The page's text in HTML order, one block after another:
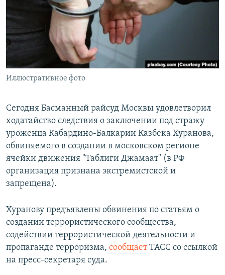
СОЦИАЛЬНЫЕ СЕТИ
Иллюстративное фото
Сегодня Басманный райсуд Москвы удовлетворил
ходатайство следствия о заключении под стражу
уроженца Кабардино-Балкарии Казбека Хуранова,
обвиняемого в создании в московском регионе
ячейки движения "Таблиги Джамаат" (в РФ
организация признана экстремистской и
запрещена).
Хуранову предъявлены обвинения по статьям о
создании террористического сообщества,
содействии террористической деятельности и
пропаганде терроризма, сообщаетТАСС со ссылкой
на пресс-секретаря суда.